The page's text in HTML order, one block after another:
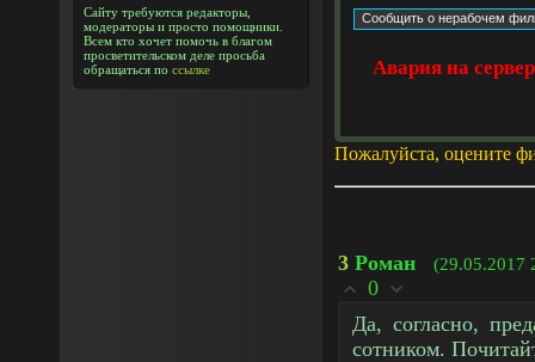
Сайту требуются редакторы,
модераторы и просто помощники.
Всем кто хочет помочь в благом
просветительском деле просьба
обращаться по ссылке Авария на
Пожалуйста, оцените
3 Роман (29.05.2017
0
Да, согласно,
сотником.